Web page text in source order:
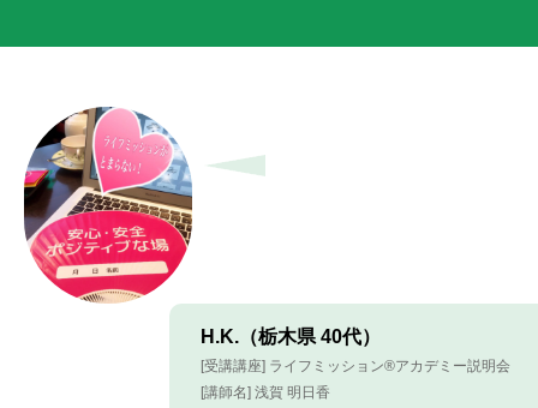
H.K.（栃木県 40代）
[受講講座] ライフミッション®︎アカデミー説明会
[講師名] 浅賀 明日香